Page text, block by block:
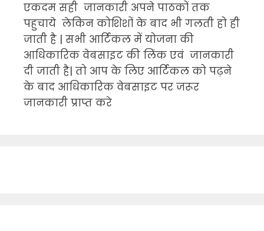
एकदम सही जानकारी अपने पाठकों तक
पहुचाये लेकिन कोशिशों के बाद भी गलती हो ही
जाती है | सभी आर्टिकल में योजना की
आधिकारिक वेबसाइट की लिंक एवं जानकारी
दी जाती है| तो आप के लिए आर्टिकल को पढ़ने
के बाद आधिकारिक वेबसाइट पर जरूर
जानकारी प्राप्त करे